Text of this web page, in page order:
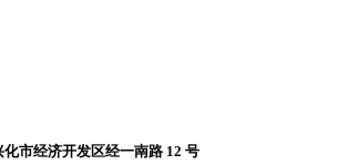
市经济开发区经一南路 12 号